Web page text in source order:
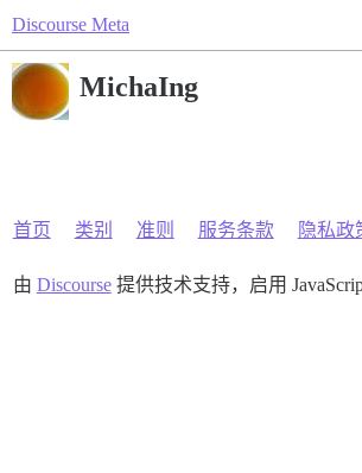
Discourse Meta
MichaIng
首页 类别 准则 服务条款 隐私政
由 Discourse提供技术支持，启用